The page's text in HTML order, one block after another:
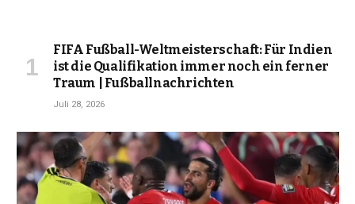
FIFA Fußball-Weltmeisterschaft: Für Indien
ist die Qualifikation immer noch ein ferner
Traum | Fußballnachrichten
Juli 28, 2026